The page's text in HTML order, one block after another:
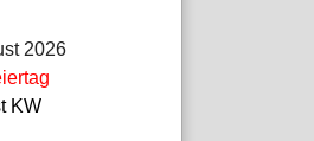
2026
KW